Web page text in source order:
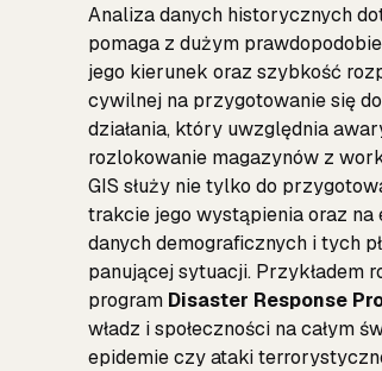
Analiza danych historycznych
pomaga z dużym
jego kierunek oraz szybkość
cywilnej na przygotowanie się
działania, który uwzględnia
rozlokowanie magazynów z
GIS służy nie tylko do
trakcie jego wystąpienia oraz
danych demograficznych i tych
panującej sytuacji. Przykładem
program Disaster Response
władz i społeczności na całym
epidemie czy ataki